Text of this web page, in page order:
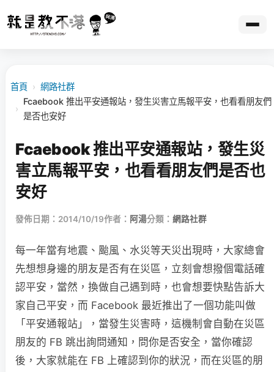
首頁 › 網路社群
›
Fcaebook 推出平安通報站，發生災害立馬報平安，也看看朋友們
是否也安好
Fcaebook 推出平安通報站，發生災
害立馬報平安，也看看朋友們是否也
安好
發佈日期：2014/10/19作者： 阿湯分類： 網路社群
每一年當有地震、颱風、水災等天災出現時，大家總會
先想想身邊的朋友是否有在災區，立刻會想撥個電話確
認平安，當然，換做自己遇到時，也會想要快點告訴大
家自己平安，而 Facebook 最近推出了一個功能叫做
「平安通報站」，當發生災害時，這機制會自動在災區
朋友的 FB 跳出詢問通知，問你是否安全，當你確認
後，大家就能在 FB 上確認到你的狀況，而在災區的朋